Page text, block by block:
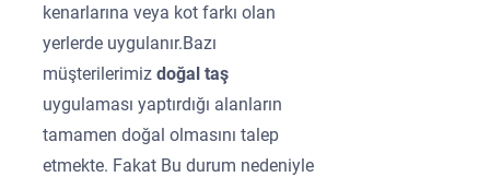
kenarlarına veya kot farkı olan
yerlerde uygulanır.Bazı
müşterilerimizdoğal taş
uygulaması yaptırdığı alanların
tamamen doğal olmasını talep
etmekte. Fakat Bu durum nedeniyle